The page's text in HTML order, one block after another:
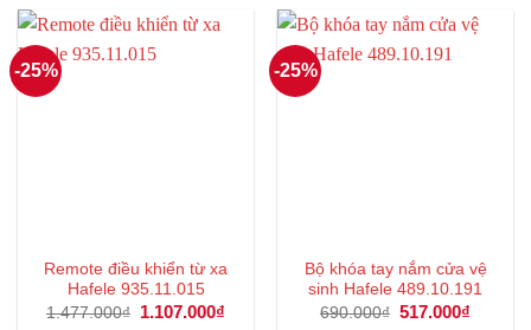
1.751.000₫.
-25%
Remote điều khiển từ xa
Hafele 935.11.015
1.477.000₫
Giá
1.107.000₫
-25%
Bộ khóa tay nắm cửa vệ
sinh Hafele 489.10.191
690.000₫ Giá
517.000₫